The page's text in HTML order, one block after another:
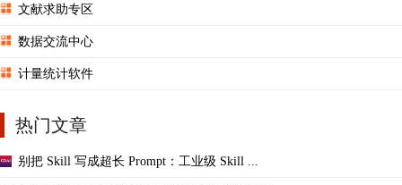
文献求助专区
数据交流中心
计量统计软件
热门文章
别把 Skill 写成超长 Prompt：工业级 Skill ...